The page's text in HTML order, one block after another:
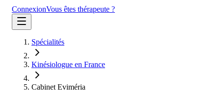
ConnexionVous êtes thérapeute ?
Spécialités
Kinésiologue en France
Cabinet Eviméria